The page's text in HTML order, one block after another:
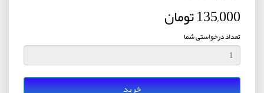
135,000 تومان
تعداد درخواستی شما
خرید